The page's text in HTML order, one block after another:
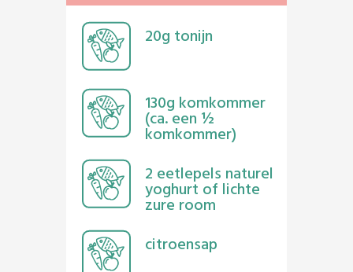
20g tonijn
130g komkommer
(ca. een ½
komkommer)
2 eetlepels naturel
yoghurt of lichte
zure room
citroensap